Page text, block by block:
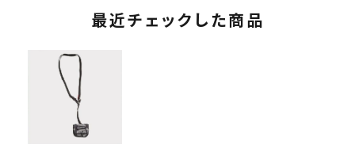
最近チェックした商品